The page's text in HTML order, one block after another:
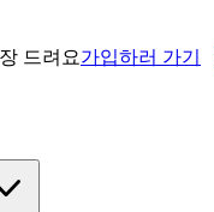
드려요가입하러 가기